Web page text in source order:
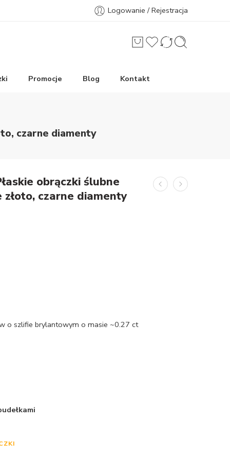
Logowanie / Rejestracja
Promocje Blog Kontakt
czarne diamenty
obrączki ślubne
złoto, czarne diamenty
o szlifie brylantowym o masie ~0.27 ct